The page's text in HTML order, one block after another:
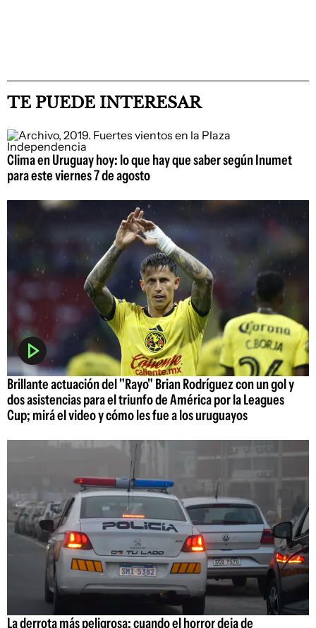
TE PUEDE INTERESAR
Clima en Uruguay hoy: lo que hay que saber según Inumet
para este viernes 7 de agosto
Brillante actuación del "Rayo" Brian Rodríguez con un gol y
dos asistencias para el triunfo de América por la Leagues
Cup; mirá el video y cómo les fue a los uruguayos
La derrota más peligrosa: cuando el horror deja de